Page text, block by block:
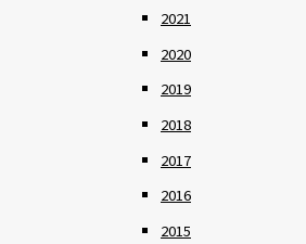
2021
2020
2019
2018
2017
2016
2015